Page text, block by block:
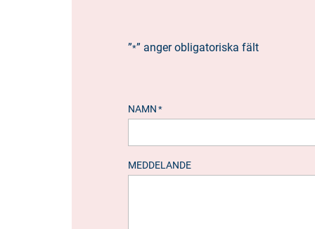
”*” anger obligatoriska fält
NAMN *
MEDDELANDE